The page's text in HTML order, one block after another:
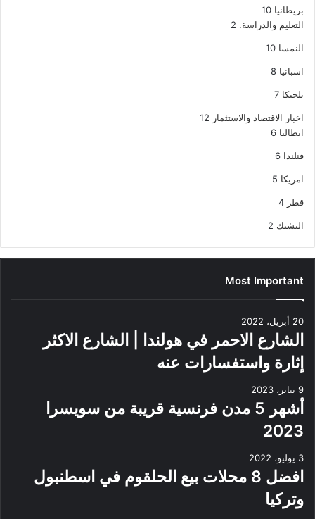
بريطانيا 10
التعليم والدراسة. 2
النمسا 10
اسبانيا 8
بلجيكا 7
اخبار الاقتصاد والاستثمار 12
ايطاليا 6
فنلندا 6
امريكا 5
قطر 4
التشيك 2
Most Important
20 أبريل، 2022
الشارع الاحمر في هولندا | الشارع الاكثر
إثارة واستفسارات عنه
9 يناير، 2023
أشهر 5 مدن فرنسية قريبة من سويسرا
2023
3 يوليو، 2022
افضل 8 محلات بيع الحلقوم في اسطنبول
وتركيا